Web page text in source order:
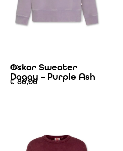
AO76
Oskar Sweater
Doggy – Purple Ash
€86,00